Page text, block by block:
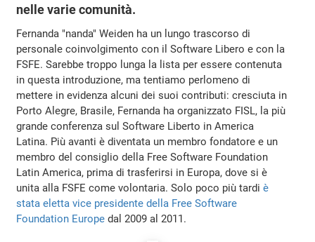
nelle varie comunità.
Fernanda "nanda" Weiden ha un lungo trascorso di
personale coinvolgimento con il Software Libero e con la
FSFE. Sarebbe troppo lunga la lista per essere contenuta
in questa introduzione, ma tentiamo perlomeno di
mettere in evidenza alcuni dei suoi contributi: cresciuta in
Porto Alegre, Brasile, Fernanda ha organizzato FISL, la più
grande conferenza sul Software Liberto in America
Latina. Più avanti è diventata un membro fondatore e un
membro del consiglio della Free Software Foundation
Latin America, prima di trasferirsi in Europa, dove si è
unita alla FSFE come volontaria. Solo poco più tardiè
stata eletta vice presidente della Free Software
Foundation Europe dal 2009 al 2011.